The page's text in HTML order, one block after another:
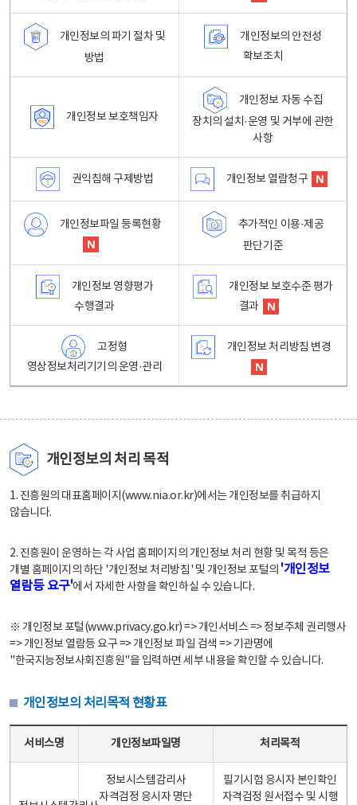
개인정보의 파기 절차 및
방법
개인정보의 안전성
확보조치
개인정보 보호책임자
개인정보 자동 수집
장치의 설치·운영 및 거부에 관한
사항
권익침해 구제방법 개인정보 열람청구
개인정보파일 등록현황
추가적인 이용·제공
판단기준
개인정보 영향평가
수행결과
개인정보 보호수준 평가
결과
고정형
영상정보처리기기의 운영·관리
개인정보 처리방침 변경
개인정보의 처리 목적
1. 진흥원의 대표홈페이지(www.nia.or.kr)에서는 개인정보를 취급하지
않습니다.
2. 진흥원이 운영하는 각 사업 홈페이지의 개인정보 처리 현황 및 목적 등은
개별 홈페이지의 하단 '개인정보 처리방침' 및 개인정보 포털의 '개인정보
열람등 요구'에서 자세한 사항을 확인하실 수 있습니다.
※ 개인정보 포털(www.privacy.go.kr) => 개인서비스 => 정보주체 권리행사
=> 개인정보 열람등 요구 => 개인정보 파일 검색 => 기관명에
"한국지능정보사회진흥원"을 입력하면 세부 내용을 확인할 수 있습니다.
개인정보의 처리목적 현황표
서비스명 개인정보파일명 처리목적
정보시스템감리사
자격검정 응시자 명단
필기시험 응시자 본인확인
자격검정 원서접수 및 시행